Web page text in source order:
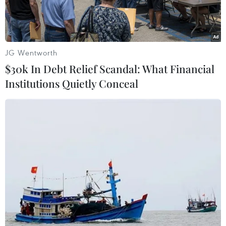
tư duy đi trước, đón đầu, phát triển đột phá về
công nghệ hiện đại, nguồn nhân lực chất lượng
cao.
Sáng 25/2, tại Hà Nội,Thủ tướng Phạm Minh Chính, Chủ tịch Ủy
ban Quốc gia về chuyển đổi số đã chủ trì phiên họp lần thứ 5
của Ủy ban, kết nối trực tuyến đến các bộ, ngành và địa
phương trên cả nước. (Ảnh: Dương Giang/TTXVN)
JG Wentworth
$30k In Debt Relief Scandal: What Financial
Institutions Quietly Conceal